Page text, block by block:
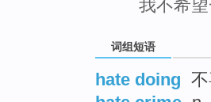
我不希
词组短语
hate doing